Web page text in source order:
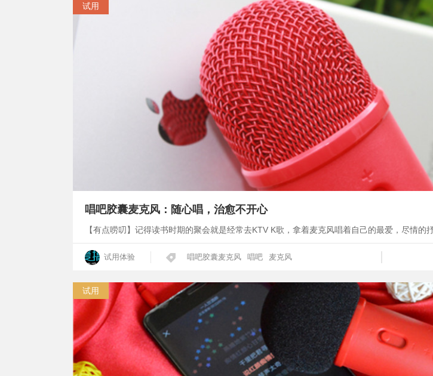
试用
唱吧胶囊麦克风：随心唱，治愈不开心
【有点唠叨】记得读书时期的聚会就是经常去KTV K歌，拿着麦克风唱着自己的最爱，尽情的
试用体验 唱吧胶囊麦克风 唱吧 麦克风
试用